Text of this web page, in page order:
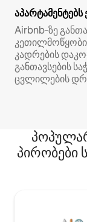
აპარტამენტებს
Airbnb‑ზე
კადრების
განთავსების
ცვლილების
პირობები